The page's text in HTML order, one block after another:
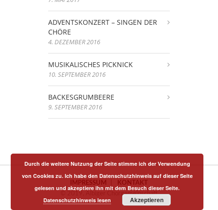
ADVENTSKONZERT – SINGEN DER
CHÖRE
4. DEZEMBER 2016
MUSIKALISCHES PICKNICK
10. SEPTEMBER 2016
BACKESGRUMBEERE
9. SEPTEMBER 2016
IMPRESSUM
KONTAKT
© 2019, Albiger Chorgemeinschaft
Durch die weitere Nutzung der Seite stimme ich der Verwendung
von Cookies zu. Ich habe den Datenschutzhinweis auf dieser Seite
gelesen und akzeptiere ihn mit dem Besuch dieser Seite.
Datenschutzhinweis lesen
Akzeptieren